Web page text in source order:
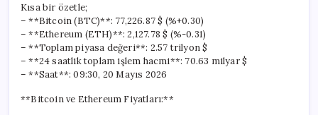
Kısa bir özetle;
– **Bitcoin (BTC)**: 77,226.87 $ (%+0.30)
– **Ethereum (ETH)**: 2,127.78 $ (%-0.31)
– **Toplam piyasa değeri**: 2.57 trilyon $
– **24 saatlik toplam işlem hacmi**: 70.63 milyar $
– **Saat**: 09:30, 20 Mayıs 2026
**Bitcoin ve Ethereum Fiyatları:**